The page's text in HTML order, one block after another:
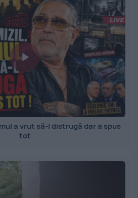
a vrut să-l distrugă dar a spus
tot